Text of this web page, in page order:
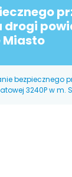
drogi
Miasto
bezpiecznego
3240P w m.